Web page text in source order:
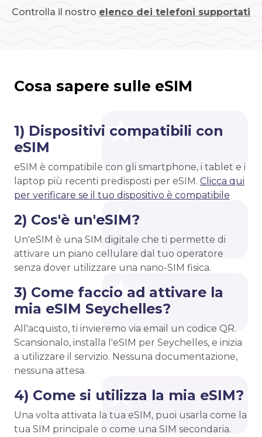
Controlla il nostro elenco dei telefoni supportati
Cosa sapere sulle eSIM
1) Dispositivi compatibili con
eSIM
eSIM è compatibile con gli smartphone, i tablet e i
laptop più recenti predisposti per eSIM. Clicca qui
per verificare se il tuo dispositivo è compatibile
2) Cos'è un'eSIM?
Un'eSIM è una SIM digitale che ti permette di
attivare un piano cellulare dal tuo operatore
senza dover utilizzare una nano-SIM fisica.
3) Come faccio ad attivare la
mia eSIM Seychelles?
All'acquisto, ti invieremo via email un codice QR.
Scansionalo, installa l'eSIM per Seychelles, e inizia
a utilizzare il servizio. Nessuna documentazione,
nessuna attesa.
4) Come si utilizza la mia eSIM?
Una volta attivata la tua eSIM, puoi usarla come la
tua SIM principale o come una SIM secondaria.